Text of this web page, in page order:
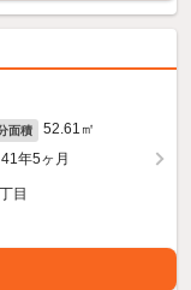
面積 52.61㎡
41年5ヶ月
目